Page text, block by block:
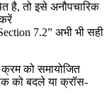
है, तो इसे अनौपचारिक
7.2” अभी भी सही
क्रम को समायोजित
को बदले या क्रॉस-